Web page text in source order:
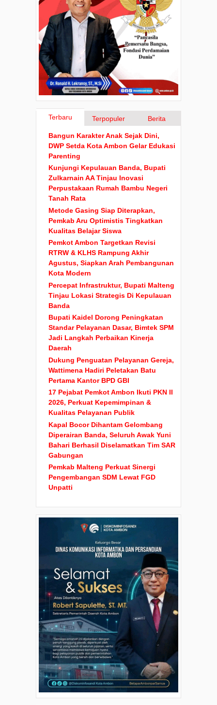
Terbaru Terpopuler Berita
Bangun Karakter Anak Sejak Dini,
DWP Setda Kota Ambon Gelar Edukasi
Parenting
Kunjungi Kepulauan Banda, Bupati
Zulkarnain AA Tinjau Inovasi
Perpustakaan Rumah Bambu Negeri
Tanah Rata
Metode Gasing Siap Diterapkan,
Pemkab Aru Optimistis Tingkatkan
Kualitas Belajar Siswa
Pemkot Ambon Targetkan Revisi
RTRW & KLHS Rampung Akhir
Agustus, Siapkan Arah Pembangunan
Kota Modern
Percepat Infrastruktur, Bupati Malteng
Tinjau Lokasi Strategis Di Kepulauan
Banda
Bupati Kaidel Dorong Peningkatan
Standar Pelayanan Dasar, Bimtek SPM
Jadi Langkah Perbaikan Kinerja
Daerah
Dukung Penguatan Pelayanan Gereja,
Wattimena Hadiri Peletakan Batu
Pertama Kantor BPD GBI
17 Pejabat Pemkot Ambon Ikuti PKN II
2026, Perkuat Kepemimpinan &
Kualitas Pelayanan Publik
Kapal Bocor Dihantam Gelombang
Diperairan Banda, Seluruh Awak Yuni
Bahari Berhasil Diselamatkan Tim SAR
Gabungan
Pemkab Malteng Perkuat Sinergi
Pengembangan SDM Lewat FGD
Unpatti